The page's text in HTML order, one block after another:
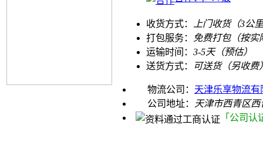
收货方式： 上门收货（3公
打包服务： 免费打包（按实
运输时间： 3-5天（预估）
送货方式：
可送货（另收费
物流公司： 天津乐享物流有
公司地址： 天津市西青区
「公司认